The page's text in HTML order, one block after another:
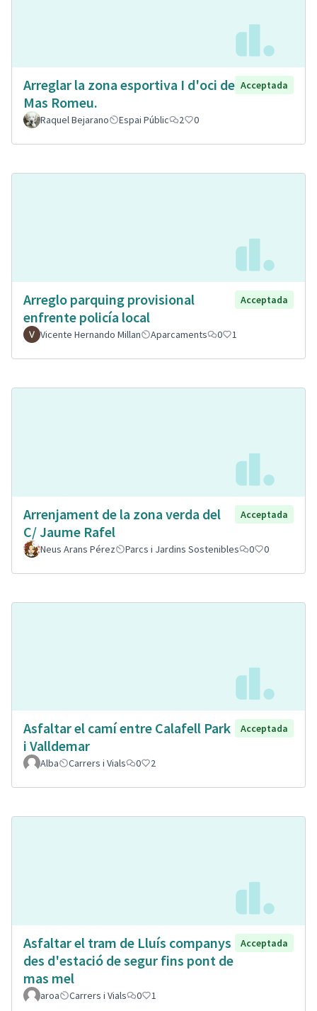
Arreglar la zona esportiva I d'oci de
Mas Romeu.
Acceptada
Raquel Bejarano Espai Públic 2 0
Arreglo parquing provisional
enfrente policía local
Acceptada
Vicente Hernando Millan Aparcaments 0 1
Arrenjament de la zona verda del
C/ Jaume Rafel
Acceptada
Neus Arans Pérez Parcs i Jardins Sostenibles 0 0
Asfaltar el camí entre Calafell Park
i Valldemar
Acceptada
Alba Carrers i Vials 0 2
Asfaltar el tram de Lluís companys
des d'estació de segur fins pont de
mas mel
Acceptada
aroa Carrers i Vials 0 1